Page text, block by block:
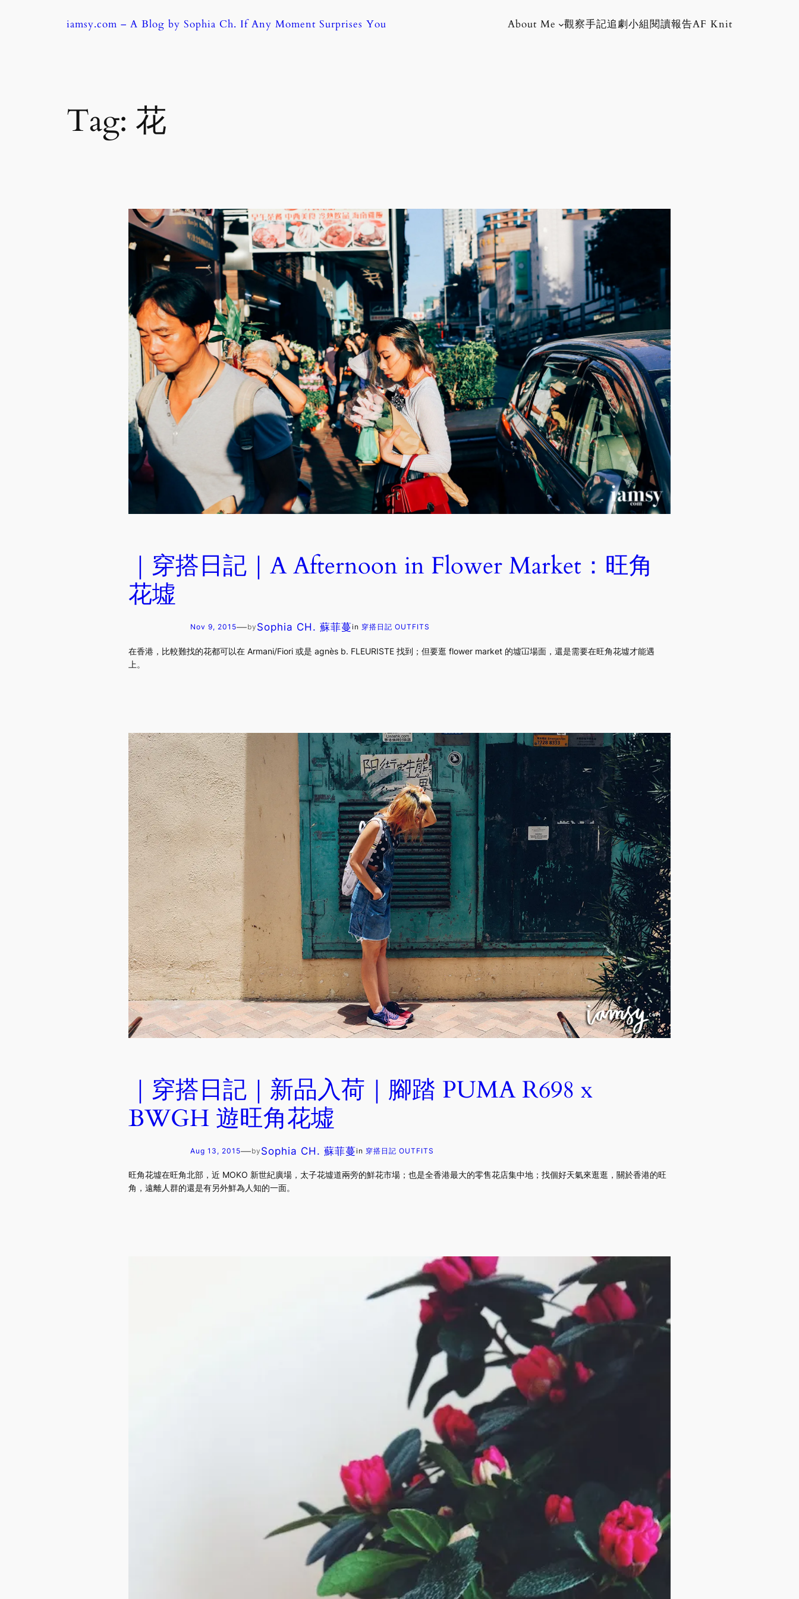
iamsy.com – A Blog by Sophia Ch. If Any Moment Surprises You About Me 觀察手記追劇小組閱讀報告AF Knit
Tag: 花
｜穿搭日記｜A Afternoon in Flower Market：旺角
花墟
Nov 9, 2015—by Sophia CH. 蘇菲蔓in 穿搭日記 OUTFITS
在香港，比較難找的花都可以在 Armani/Fiori 或是 agnès b. FLEURISTE 找到；但要逛 flower market 的墟冚場面，還是需要在旺角花墟才能遇
上。
｜穿搭日記｜新品入荷｜腳踏 PUMA R698 x
BWGH 遊旺角花墟
Aug 13, 2015—by Sophia CH. 蘇菲蔓in 穿搭日記 OUTFITS
旺角花墟在旺角北部，近 MOKO 新世紀廣場，太子花墟道兩旁的鮮花市場；也是全香港最大的零售花店集中地；找個好天氣來逛逛，關於香港的旺
角，遠離人群的還是有另外鮮為人知的一面。